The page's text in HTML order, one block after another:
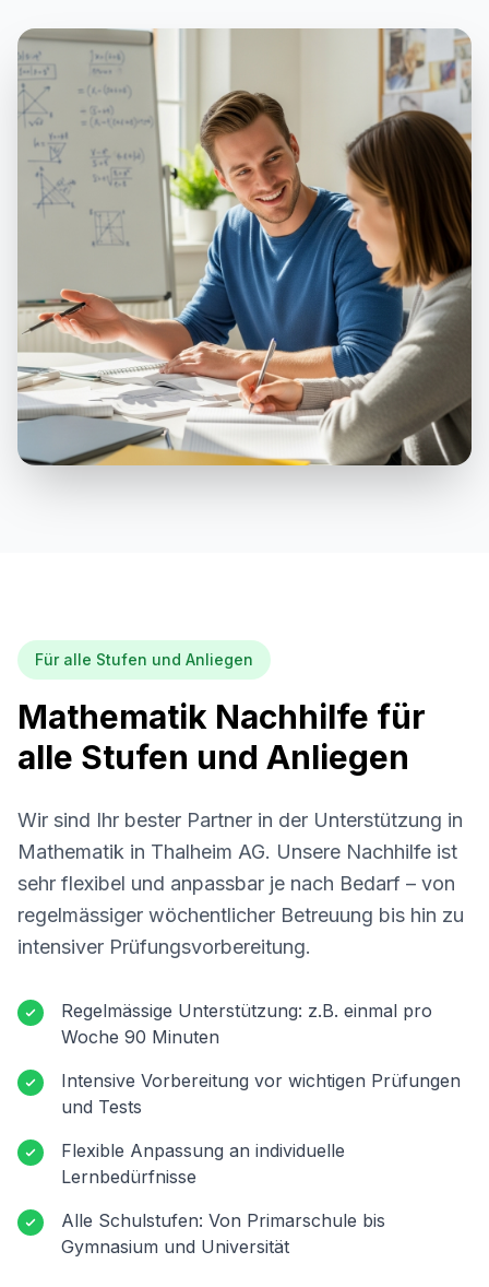
Für alle Stufen und Anliegen
Mathematik Nachhilfe für
alle Stufen und Anliegen
Wir sind Ihr bester Partner in der Unterstützung in
Mathematik in Thalheim AG. Unsere Nachhilfe ist
sehr flexibel und anpassbar je nach Bedarf – von
regelmässiger wöchentlicher Betreuung bis hin zu
intensiver Prüfungsvorbereitung.
Regelmässige Unterstützung: z.B. einmal pro
Woche 90 Minuten
Intensive Vorbereitung vor wichtigen Prüfungen
und Tests
Flexible Anpassung an individuelle
Lernbedürfnisse
Alle Schulstufen: Von Primarschule bis
Gymnasium und Universität